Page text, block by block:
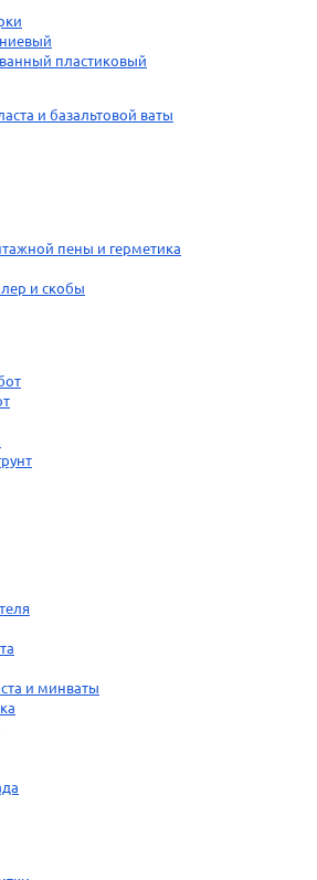
пластиковый
и базальтовой ваты
пены и герметика
и скобы
и минваты